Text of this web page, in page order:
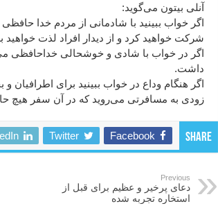
آنلی بیتون می‌گوید:
اگر خواب ببینید با شادمانی از مردم خدا
شرکت خواهید کرد و از دیدار افراد لذت خواهید
اگر در خواب با شادی و خوشحالی خداحافظی
داشت.
اگر هنگام وداع در خواب ببینید برای
زودی به مسافرتی می‌روید که در آن سفر هیچ
Share
Facebook
Twitter
Previous
دعای پرخیر و عظیم برای قبل از
استخاره تجربه شده